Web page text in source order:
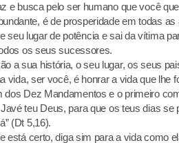
e busca pelo ser humano que você
é de prosperidade em todas as
seu lugar de potência e sai da vítima
os seus sucessores.
a sua história, o seu lugar, os seus
vida, ser você, é honrar a vida que lhe
dos Dez Mandamentos e o primeiro
teu Deus, para que os teus dias
(Dt 5,16).
está certo, diga sim para a vida como